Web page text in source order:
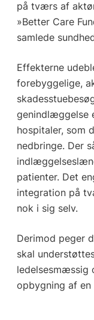
på tværs af
»Better Care
samlede
Effekterne
forebyggelige,
genindlæggelse
hospitaler, som
nedbringe. Der
patienter. Det
integration på
nok i sig selv.
Derimod peger
skal
ledelsesmæssig
opbygning af